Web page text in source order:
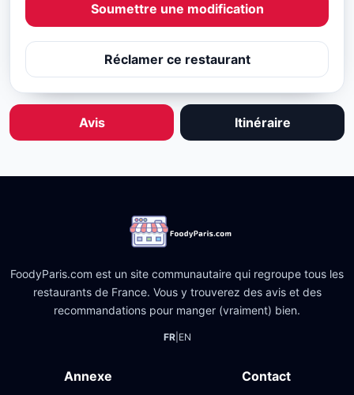
Soumettre une modification
Réclamer ce restaurant
Avis Itinéraire
FoodyParis.com est un site communautaire qui regroupe tous les
restaurants de France. Vous y trouverez des avis et des
recommandations pour manger (vraiment) bien.
FR| EN
Annexe Contact